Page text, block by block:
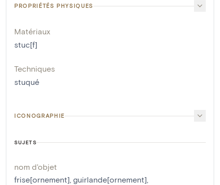
PROPRIÉTÉS PHYSIQUES
Matériaux
stuc[f]
Techniques
stuqué
ICONOGRAPHIE
SUJETS
nom d'objet
frise[ornement], guirlande[ornement],